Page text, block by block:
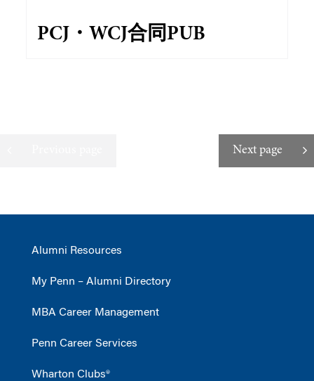
PCJ・WCJ合同PUB
Next page
Alumni Resources
My Penn – Alumni Directory
MBA Career Management
Penn Career Services
Wharton Clubs®